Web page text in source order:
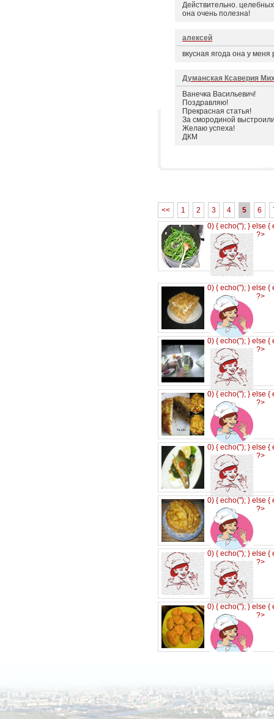
Действительно.
она очень полезна!
алексей
вкусная ягода она у
Думанская Ксаверия
Ванечка Васильевич!
Поздравляю!
Прекрасная статья!
За смородиной
Желаю успеха!
ДКМ
<< 1 2 3 4 5 6
0) { echo(''); } else {
?>
0) { echo(''); } else {
?>
0) { echo(''); } else {
?>
0) { echo(''); } else {
?>
0) { echo(''); } else {
?>
0) { echo(''); } else {
?>
0) { echo(''); } else {
?>
0) { echo(''); } else {
?>